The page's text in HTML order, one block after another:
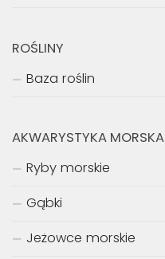
ROŚLINY
Baza roślin
AKWARYSTYKA MORSKA
Ryby morskie
Gąbki
Jeżowce morskie